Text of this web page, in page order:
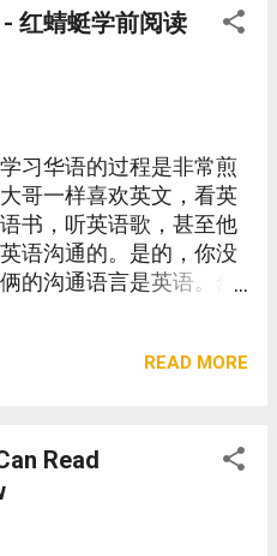
红蜻蜓学前阅读
习华语的过程是非常煎
哥一样喜欢英文，看英
书，听英语歌，甚至他
语沟通的。是的，你没
的沟通语言是英语。然
READ MORE
Read